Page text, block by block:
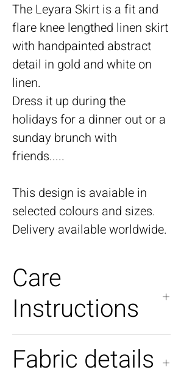
The Leyara Skirt is a fit and
flare knee lengthed linen skirt
with handpainted abstract
detail in gold and white on
linen.
Dress it up during the
holidays for a dinner out or a
sunday brunch with
friends.....
This design is avaiable in
selected colours and sizes.
Delivery available worldwide.
Care
Instructions
dry.
Fabric details